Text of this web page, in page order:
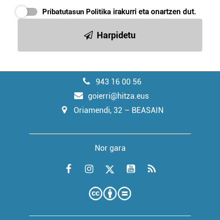
Pribatutasun Politika irakurri eta onartzen dut.
Harpidetu
943 16 00 56
goierri@hitza.eus
Oriamendi, 32 – BEASAIN
Nor gara